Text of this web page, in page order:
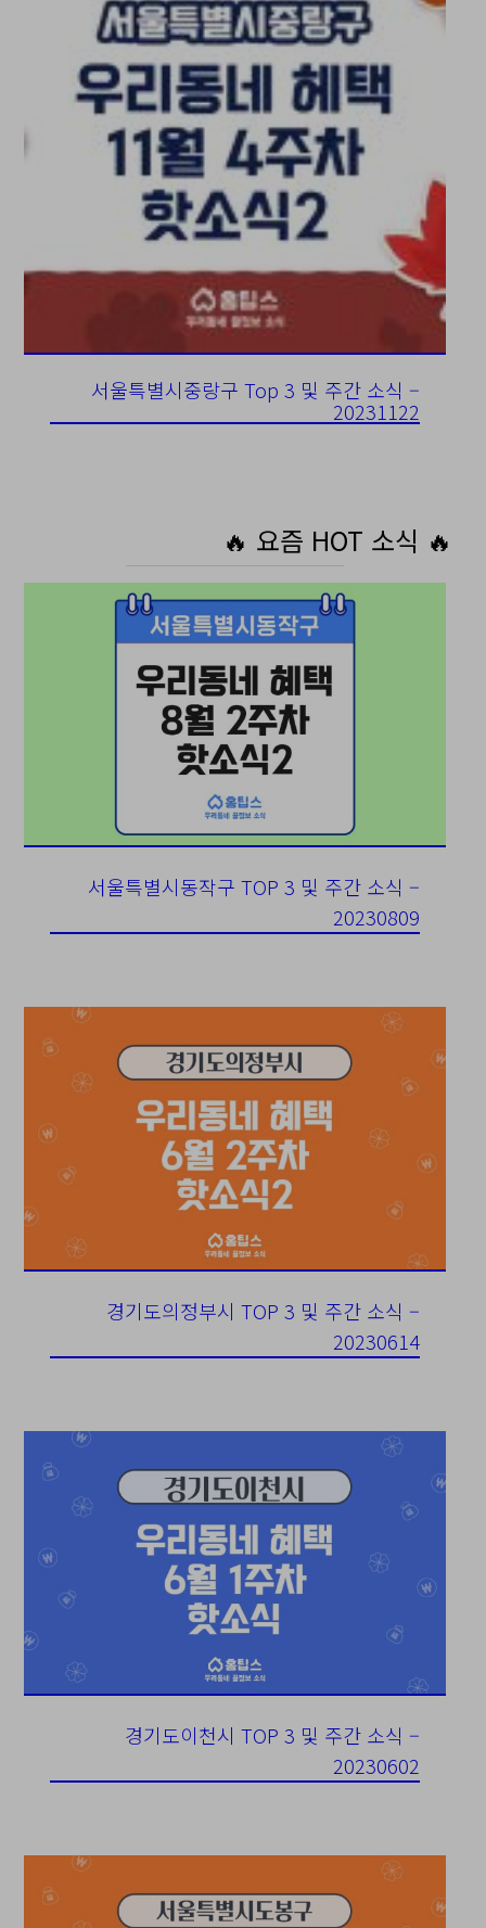
서울특별시중랑구 Top 3 및 주간 소식 –
20231122
🔥 요즘 HOT 소식 🔥
서울특별시동작구 TOP 3 및 주간 소식 –
20230809
경기도의정부시 TOP 3 및 주간 소식 –
20230614
경기도이천시 TOP 3 및 주간 소식 –
20230602